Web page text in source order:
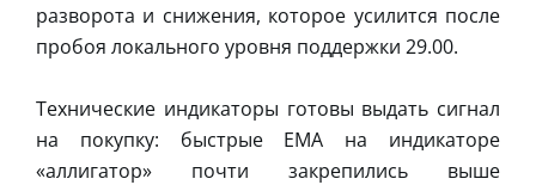
разворота и снижения, которое усилится после
пробоя локального уровня поддержки 29.00.
Технические индикаторы готовы выдать сигнал
на покупку: быстрые ЕМА на индикаторе
«аллигатор» почти закрепились выше